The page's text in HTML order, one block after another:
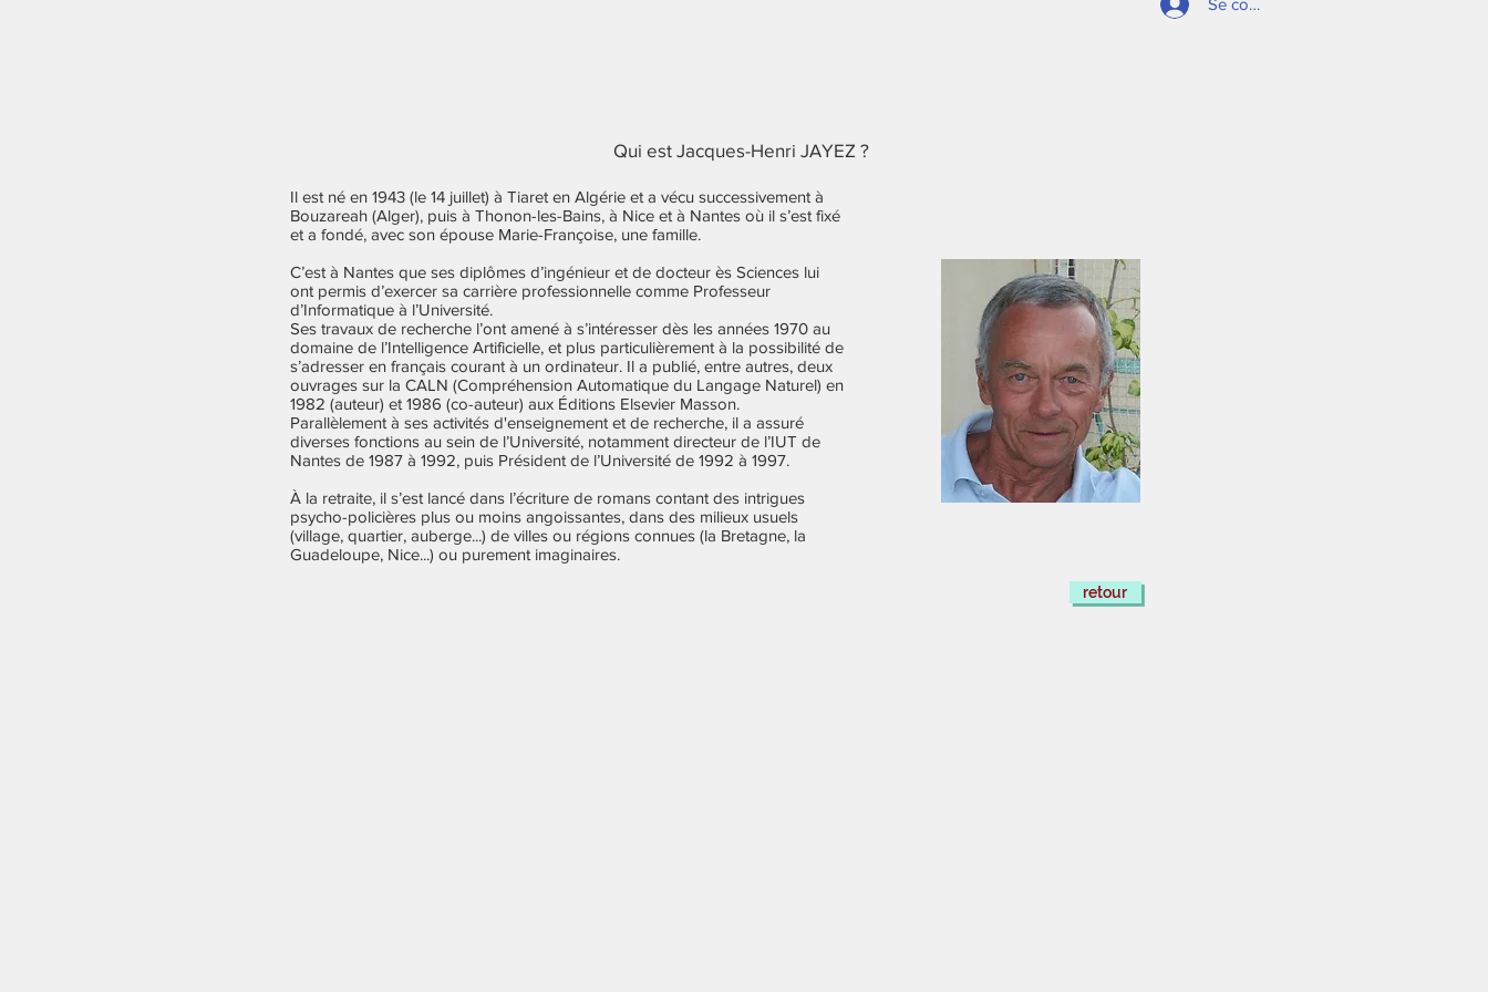
Se connecter
Qui est Jacques-Henri JAYEZ ?
Il est né en 1943 (le 14 juillet) à Tiaret en Algérie et a vécu successivement à
Bouzareah (Alger), puis à Thonon-les-Bains, à Nice et à Nantes où il s’est fixé
et a fondé, avec son épouse Marie-Françoise, une famille.
C’est à Nantes que ses diplômes d’ingénieur et de docteur ès Sciences lui
ont permis d’exercer sa carrière professionnelle comme Professeur
d’Informatique à l’Université.
Ses travaux de recherche l’ont amené à s’intéresser dès les années 1970 au
domaine de l’Intelligence Artificielle, et plus particulièrement à la possibilité de
s’adresser en français courant à un ordinateur. Il a publié, entre autres, deux
ouvrages sur la CALN (Compréhension Automatique du Langage Naturel) en
1982 (auteur) et 1986 (co-auteur) aux Éditions Elsevier Masson.
Parallèlement à ses activités d'enseignement et de recherche, il a assuré
diverses fonctions au sein de l’Université, notamment directeur de l’IUT de
Nantes de 1987 à 1992, puis Président de l’Université de 1992 à 1997.
À la retraite, il s’est lancé dans l’écriture de romans contant des intrigues
psycho-policières plus ou moins angoissantes, dans des milieux usuels
(village, quartier, auberge...) de villes ou régions connues (la Bretagne, la
Guadeloupe, Nice...) ou purement imaginaires.
retour